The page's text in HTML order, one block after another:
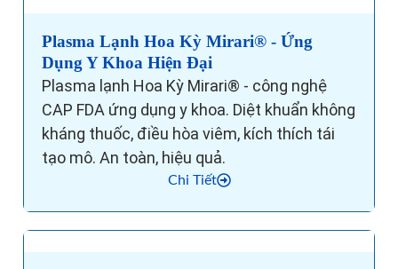
Plasma Lạnh Hoa Kỳ Mirari® - Ứng
Dụng Y Khoa Hiện Đại
Plasma lạnh Hoa Kỳ Mirari® - công nghệ
CAP FDA ứng dụng y khoa. Diệt khuẩn không
kháng thuốc, điều hòa viêm, kích thích tái
tạo mô. An toàn, hiệu quả.
Chi Tiết